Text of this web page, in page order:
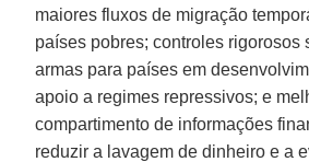
maiores fluxos de migração
países pobres; controles rigorosos
armas para países em
apoio a regimes repressivos; e
compartimento de informações
reduzir a lavagem de dinheiro e a